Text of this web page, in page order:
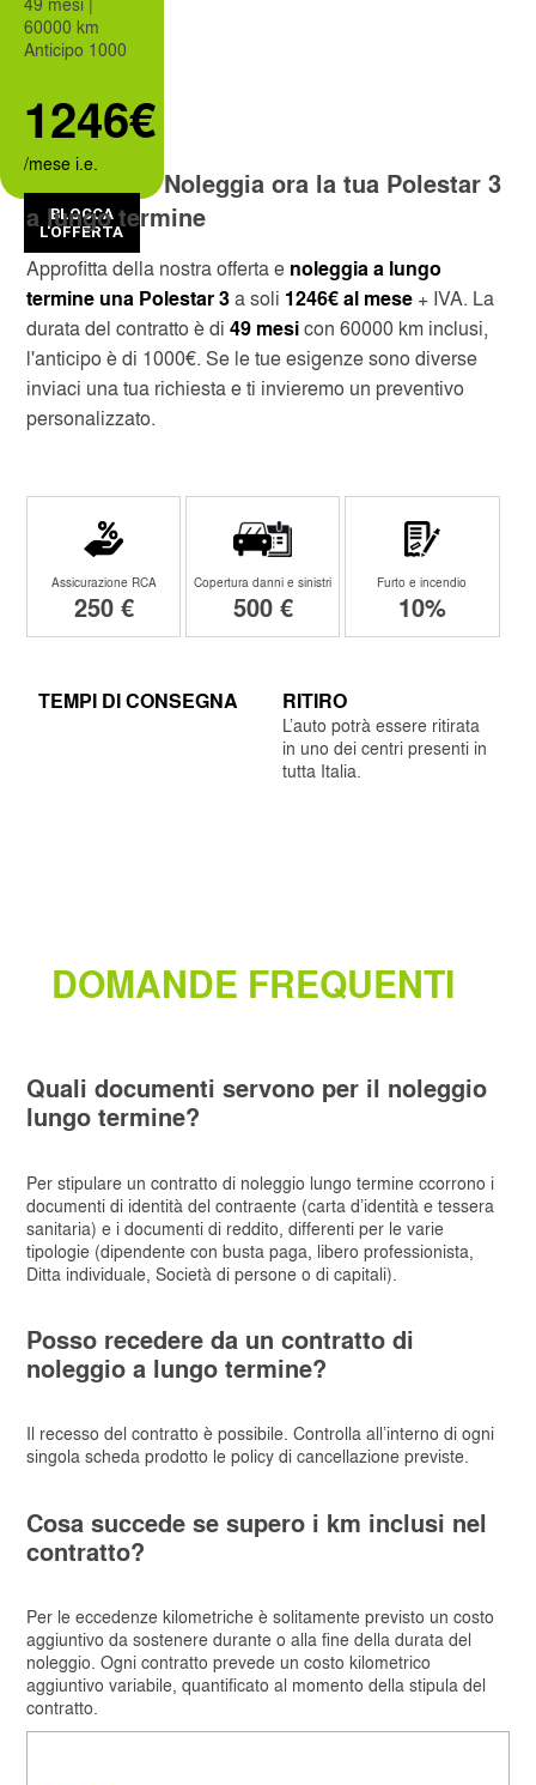
CUSTOMER SERVICE
SERVICES INCLUDED
SKIP THE LINE
MONTHLY RENTAL
CAGLIARI
CATANIA
MILAN LINATE
MILAN CENTRAL STATION
NAPLES INTERNATIONAL AIRPORT
OBIA COSTA SMERALDA
60000 km
Anticipo 1000
1246€
/mese i.e.
BLOCCA
L'OFFERTA
Noleggia ora la tua Polestar 3
a lungo termine
Approfitta della nostra offerta e noleggia a lungo
termine una Polestar 3a soli 1246€ al mese + IVA. La
durata del contratto è di49 mesicon 60000 km inclusi,
l'anticipo è di 1000€. Se le tue esigenze sono diverse
inviaci una tua richiesta e ti invieremo un preventivo
personalizzato.
Assicurazione RCA
250 €
Copertura danni e sinistri
500 €
Furto e incendio
10%
TEMPI DI CONSEGNA RITIRO
L’auto potrà essere ritirata
in uno dei centri presenti in
tutta Italia.
DOMANDE FREQUENTI
Quali documenti servono per il noleggio
lungo termine?
Per stipulare un contratto di noleggio lungo termine ccorrono i
documenti di identità del contraente (carta d’identità e tessera
sanitaria) e i documenti di reddito, differenti per le varie
tipologie (dipendente con busta paga, libero professionista,
Ditta individuale, Società di persone o di capitali).
Posso recedere da un contratto di
noleggio a lungo termine?
Il recesso del contratto è possibile. Controlla all’interno di ogni
singola scheda prodotto le policy di cancellazione previste.
Cosa succede se supero i km inclusi nel
contratto?
Per le eccedenze kilometriche è solitamente previsto un costo
aggiuntivo da sostenere durante o alla fine della durata del
noleggio. Ogni contratto prevede un costo kilometrico
aggiuntivo variabile, quantificato al momento della stipula del
contratto.